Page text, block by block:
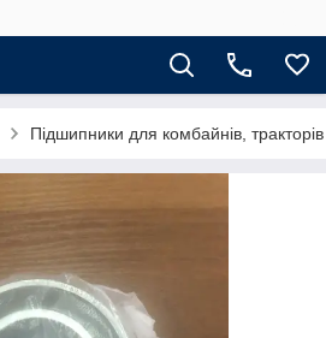
Підшипники для комбайнів, тракторів